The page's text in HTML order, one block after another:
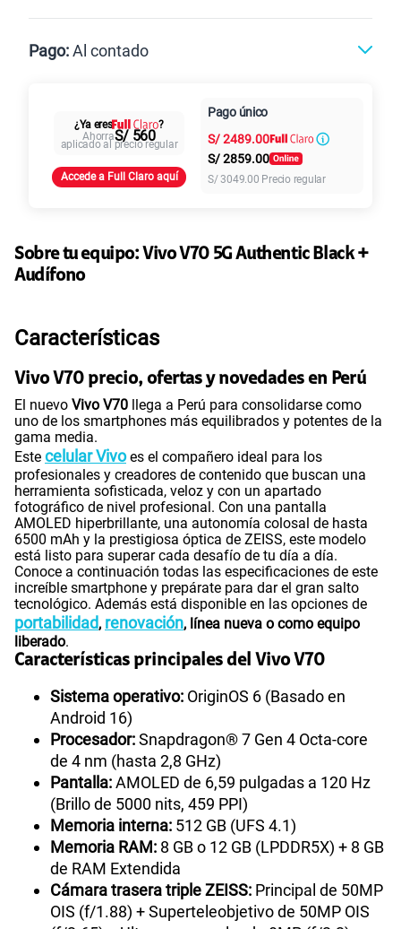
Paga solo
25GBen alta velocidad
S/29.90
Ver más planes
Pago:Al contado
Al contado Cuotas Claro
intereses
¿Ya eres
?
AhorraS/ 560
aplicado al precio regular
Accede a Full Claro aquí
Pago único
S/2489.00
S/2859.00
S/3049.00 Precio regular
Sobre tu equipo: Vivo V70 5G Authentic Black +
Audífono
Características
Vivo V70 precio, ofertas y novedades en Perú
El nuevo Vivo V70 llega a Perú para consolidarse como
uno de los smartphones más equilibrados y potentes de la
gama media.
Este celular Vivoes el compañero ideal para los
profesionales y creadores de contenido que buscan una
herramienta sofisticada, veloz y con un apartado
fotográfico de nivel profesional. Con una pantalla
AMOLED hiperbrillante, una autonomía colosal de hasta
6500 mAh y la prestigiosa óptica de ZEISS, este modelo
está listo para superar cada desafío de tu día a día.
Conoce a continuación todas las especificaciones de este
increíble smartphone y prepárate para dar el gran salto
tecnológico. Además está disponible en las opciones de
portabilidad, renovación, línea nueva o como equipo
liberado.
Características principales del Vivo V70
Sistema operativo: OriginOS 6 (Basado en
Android 16)
Procesador:Snapdragon® 7 Gen 4 Octa-core
de 4 nm (hasta 2,8 GHz)
Pantalla:AMOLED de 6,59 pulgadas a 120 Hz
(Brillo de 5000 nits, 459 PPI)
Memoria interna: 512 GB (UFS 4.1)
Memoria RAM: 8 GB o 12 GB (LPDDR5X) + 8 GB
de RAM Extendida
Cámara trasera triple ZEISS: Principal de 50MP
OIS (f/1.88) + Superteleobjetivo de 50MP OIS